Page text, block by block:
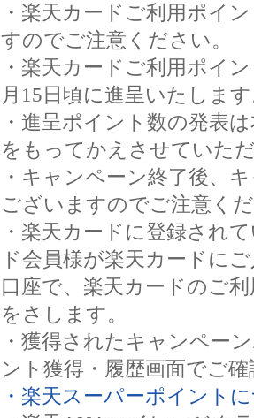
・楽天カードご利用ポイ
すのでご注意ください。
・楽天カードご利用ポイ
月15日頃に進呈いたしま
・進呈ポイント数の発表
をもってかえさせていた
・キャンペーン終了後、
ございますのでご注意く
・楽天カードに登録され
ド会員様が楽天カードに
口座で、楽天カードのご
をさします。
・獲得されたキャンペー
ント獲得・履歴画面でご
・楽天スーパーポイント